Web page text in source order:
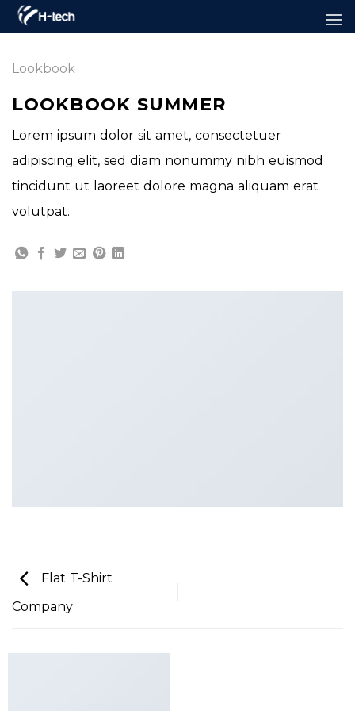
qua
nộiLookbook
LOOKBOOK SUMMER
Lorem ipsum dolor sit amet, consectetuer
adipiscing elit, sed diam nonummy nibh euismod
tincidunt ut laoreet dolore magna aliquam erat
volutpat.
Flat T-Shirt
Company